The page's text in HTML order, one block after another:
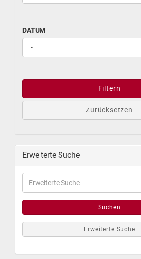
DATUM
Filtern
Zurücksetzen
Erweiterte Suche
Suchen
Erweiterte Suche